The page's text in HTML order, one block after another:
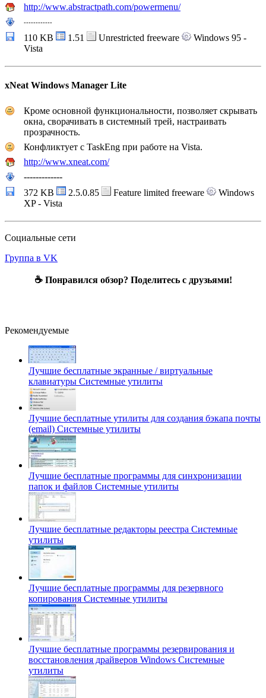
http://www.abstractpath.com/powermenu/
------------
110 KB 1.51 Unrestricted freeware
Windows 95 -
Vista
xNeat Windows Manager Lite
Кроме основной функциональности, позволяет скрывать
окна, сворачивать в системный трей, настраивать
прозрачность.
Конфликтует с TaskEng при работе на Vista.
http://www.xneat.com/
-------------
372 KB
2.5.0.85 Feature limited freeware
Windows
XP - Vista
Социальные сети
Группа в VK
☕ Понравился обзор? Поделитесь с друзьями!
Рекомендуемые
Лучшие бесплатные экранные / виртуальные
клавиатуры Системные утилиты
Лучшие бесплатные утилиты для создания бэкапа почты
(email) Системные утилиты
Лучшие бесплатные программы для синхронизации
папок и файлов Системные утилиты
Лучшие бесплатные редакторы реестра Системные
утилиты
Лучшие бесплатные программы для резервного
копирования Системные утилиты
Лучшие бесплатные программы резервирования и
восстановления драйверов Windows Системные
утилиты